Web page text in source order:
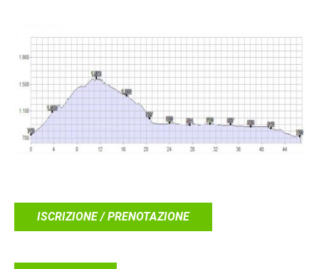
ISCRIZIONE / PRENOTAZIONE